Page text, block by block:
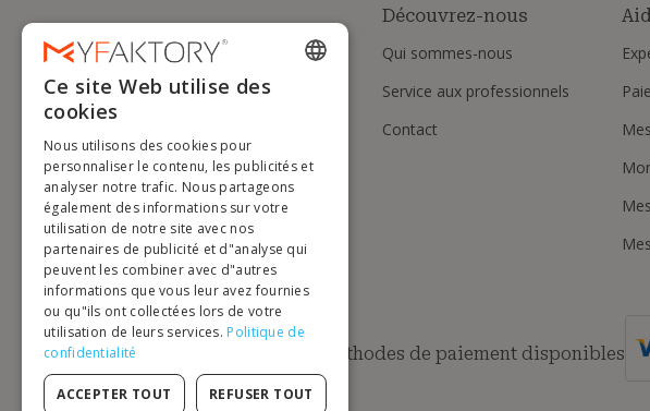
Découvrez-nous
Qui sommes-nous
Service aux professionnels
Contact
Méthodes de paiement disponibles
ENGLISH
DUTCH
GERMAN
PORTUGUESE
SPANISH
Ce site Web utilise des
cookies
Nous utilisons des cookies pour
personnaliser le contenu, les publicités et
analyser notre trafic. Nous partageons
également des informations sur votre
utilisation de notre site avec nos
partenaires de publicité et d"analyse qui
peuvent les combiner avec d"autres
informations que vous leur avez fournies
ou qu"ils ont collectées lors de votre
utilisation de leurs services. Politique de
confidentialité
ACCEPTER TOUT REFUSER TOUT